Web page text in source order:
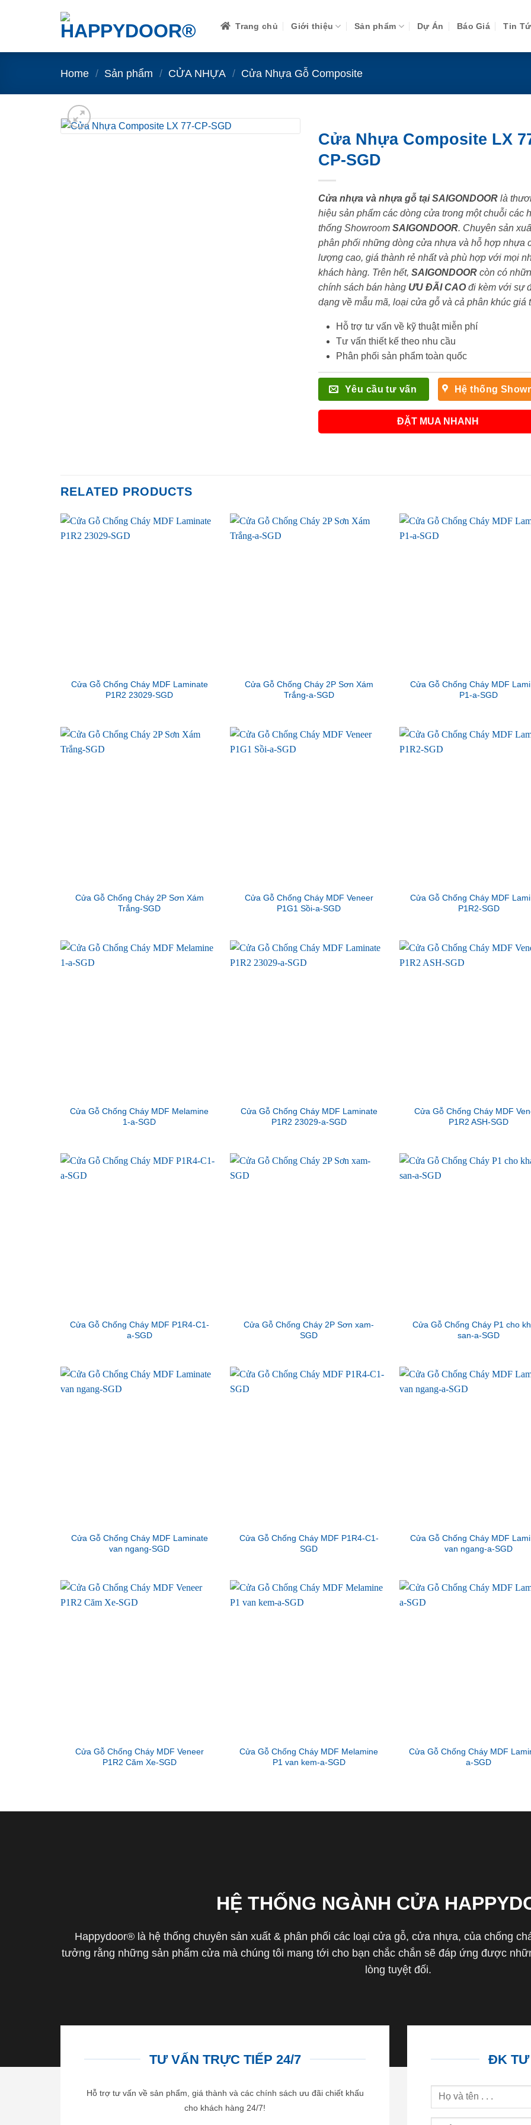
Trang chủ Giới thiệu Sản phẩm Dự Án Báo Giá Tin
Home / Sản phẩm / CỬA NHỰA / Cửa Nhựa Gỗ Composite
Cửa Nhựa Composite LX
CP-SGD
Cửa nhựa và nhựa gỗ tại SAIGONDOORlà
hiệu sản phẩm các dòng cửa trong một chuỗi các
thống Showroom SAIGONDOOR. Chuyên sản
phân phối những dòng cửa nhựa và hỗ hợp nhựa
lượng cao, giá thành rẻ nhất và phù hợp với mọi
khách hàng. Trên hết, SAIGONDOORcòn có
chính sách bán hàng ƯU ĐÃI CAOđi kèm với sự
dạng về mẫu mã, loại cửa gỗ và cả phân khúc giá
Hỗ trợ tư vấn về kỹ thuật miễn phí
Tư vấn thiết kế theo nhu cầu
Phân phối sản phẩm toàn quốc
Yêu cầu tư vấn Hệ thống
ĐẶT MUA NHANH
RELATED PRODUCTS
Cửa Gỗ Chống Cháy MDF Laminate
P1R2 23029-SGD
Cửa Gỗ Chống Cháy 2P Sơn Xám
Trắng-a-SGD
Cửa Gỗ Chống Cháy MDF
P1-a-SGD
Cửa Gỗ Chống Cháy 2P Sơn Xám
Trắng-SGD
Cửa Gỗ Chống Cháy MDF Veneer
P1G1 Sồi-a-SGD
Cửa Gỗ Chống Cháy MDF
P1R2-SGD
Cửa Gỗ Chống Cháy MDF Melamine
1-a-SGD
Cửa Gỗ Chống Cháy MDF Laminate
P1R2 23029-a-SGD
Cửa Gỗ Chống Cháy MDF
P1R2 ASH-SGD
Cửa Gỗ Chống Cháy MDF P1R4-C1-
a-SGD
Cửa Gỗ Chống Cháy 2P Sơn xam-
SGD
Cửa Gỗ Chống Cháy P1 cho
san-a-SGD
Cửa Gỗ Chống Cháy MDF Laminate
van ngang-SGD
Cửa Gỗ Chống Cháy MDF P1R4-C1-
SGD
Cửa Gỗ Chống Cháy MDF
van ngang-a-SGD
Cửa Gỗ Chống Cháy MDF Veneer
P1R2 Căm Xe-SGD
Cửa Gỗ Chống Cháy MDF Melamine
P1 van kem-a-SGD
Cửa Gỗ Chống Cháy MDF
a-SGD
HỆ THỐNG NGÀNH CỬA
Happydoor® là hệ thống chuyên sản xuất & phân phối các loại cửa gỗ, cửa nhựa, của chống
tưởng rằng những sản phẩm cửa mà chúng tôi mang tới cho bạn chắc chắn sẽ đáp ứng được
lòng tuyệt đối.
TƯ VẤN TRỰC TIẾP 24/7
Hỗ trợ tư vấn về sản phẩm, giá thành và các chính sách ưu đãi chiết khấu
cho khách hàng 24/7!
ĐK TƯ